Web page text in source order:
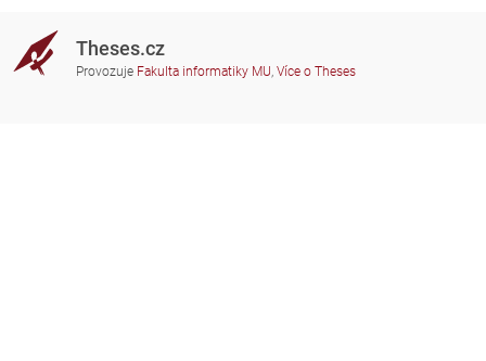
Theses.cz
Provozuje Fakulta informatiky MU, Více o Theses